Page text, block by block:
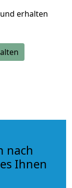
und erhalten
nach
Ihnen